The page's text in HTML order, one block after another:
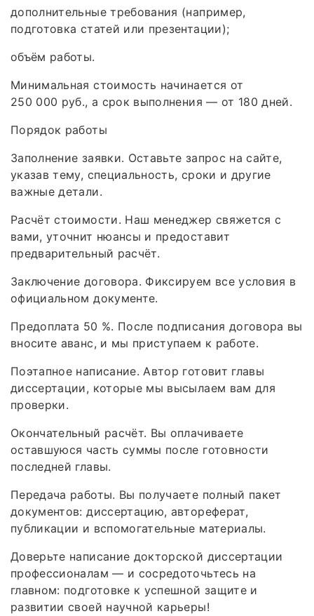
дополнительные требования (например,
подготовка статей или презентации);
объём работы.
Минимальная стоимость начинается от
250 000 руб., а срок выполнения — от 180 дней.
Порядок работы
Заполнение заявки. Оставьте запрос на сайте,
указав тему, специальность, сроки и другие
важные детали.
Расчёт стоимости. Наш менеджер свяжется с
вами, уточнит нюансы и предоставит
предварительный расчёт.
Заключение договора. Фиксируем все условия в
официальном документе.
Предоплата 50 %. После подписания договора вы
вносите аванс, и мы приступаем к работе.
Поэтапное написание. Автор готовит главы
диссертации, которые мы высылаем вам для
проверки.
Окончательный расчёт. Вы оплачиваете
оставшуюся часть суммы после готовности
последней главы.
Передача работы. Вы получаете полный пакет
документов: диссертацию, автореферат,
публикации и вспомогательные материалы.
Доверьте написание докторской диссертации
профессионалам — и сосредоточьтесь на
главном: подготовке к успешной защите и
развитии своей научной карьеры!